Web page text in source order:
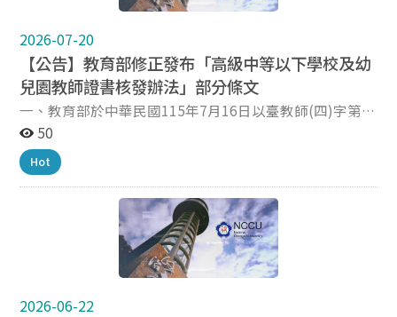
導費」，已檢附中低收入戶或低收入戶相關證明者，且尚
在有效期間內，則本次申請得無須檢附。 若就學期間皆符
合中低收入戶或低收入戶身分，惟因畢業除籍後須重新辦
理身分轉換，致使申請助學金期間未具備中低收／低收入
戶之身分者，身分佐證資料請檢附就學期間經主管機關審
核認定之中低收／低收入戶證明，身分轉換完成後須補驗
最新申請之中低收／低收入戶證明。 若有任何疑問，請來
信或來電至師培中心實習組。 國立政治大學師資培育中心
聯絡電話：(02)2939-3091分機60015 聯絡信箱：
pw2k@nccu.edu.tw 聯絡地址：116011臺北市文山區指
南路二段64號井塘樓三樓
2026-07-20
【公告】教育部修正發布「高級中等以下學校及幼
兒園教師證書核發辦法」部分條文
一、教育部於中華民國115年7月16日以臺教師(四)字第
1152601828A號令修正發布「高級中等以下學校及幼兒園
教師證書核發辦法」部分條文。 二、本案電子檔得於教育
部主管法規查詢系統（https://edu.law.moe.gov.tw）下
載。 三、若對本法規條文有任何疑問，請逕洽教育部師資
培育及藝術教育司蕭科員，電話：（02）7736-5540。
四、檢附發布令影本及修正條文各1份
50
Hot
2026-06-22